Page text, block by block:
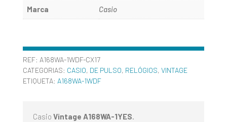
Marca Casio
REF: A168WA-1WDF-CX17
CATEGORIAS: CASIO, DE PULSO, RELÓGIOS, VINTAGE
ETIQUETA: A168WA-1WDF
Casio Vintage A168WA-1YES.